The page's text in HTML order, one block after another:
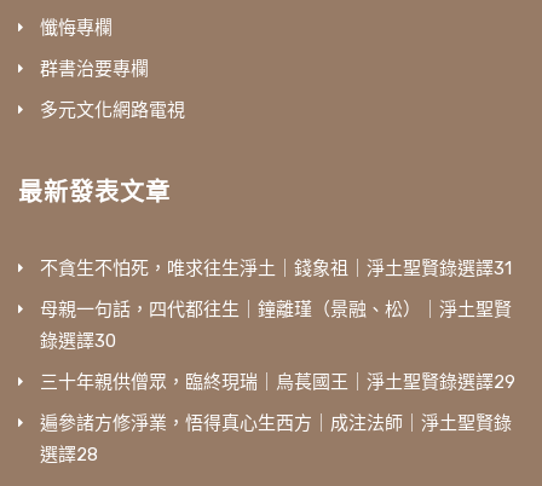
懺悔專欄
群書治要專欄
多元文化網路電視
最新發表文章
不貪生不怕死，唯求往生淨土｜錢象祖｜淨土聖賢錄選譯31
母親一句話，四代都往生｜鐘離瑾（景融、松）｜淨土聖賢
錄選譯30
三十年親供僧眾，臨終現瑞｜烏萇國王｜淨土聖賢錄選譯29
遍參諸方修淨業，悟得真心生西方｜成注法師｜淨土聖賢錄
選譯28